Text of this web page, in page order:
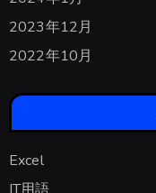
2023年12月
2022年10月
Excel